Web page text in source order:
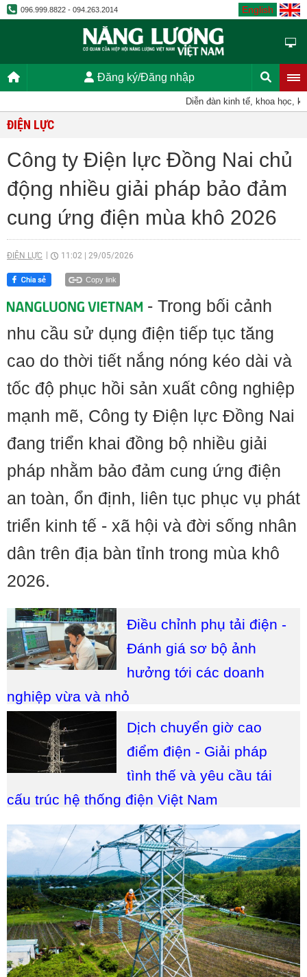
096.999.8822 - 094.263.2014 English
Đăng ký/Đăng nhập
Diễn đàn kinh tế, khoa học, kỹ
ĐIỆN LỰC
Công ty Điện lực Đồng Nai chủ
động nhiều giải pháp bảo đảm
cung ứng điện mùa khô 2026
ĐIỆN LỰC 11:02 29/05/2026
Copy link
- Trong bối cảnh
nhu cầu sử dụng điện tiếp tục tăng
cao do thời tiết nắng nóng kéo dài và
tốc độ phục hồi sản xuất công nghiệp
mạnh mẽ, Công ty Điện lực Đồng Nai
đang triển khai đồng bộ nhiều giải
pháp nhằm bảo đảm cung ứng điện
an toàn, ổn định, liên tục phục vụ phát
triển kinh tế - xã hội và đời sống nhân
dân trên địa bàn tỉnh trong mùa khô
2026.
Điều chỉnh phụ tải điện -
Đánh giá sơ bộ ảnh
hưởng tới các doanh
nghiệp vừa và nhỏ
Dịch chuyển giờ cao
điểm điện - Giải pháp
tình thế và yêu cầu tái
cấu trúc hệ thống điện Việt Nam